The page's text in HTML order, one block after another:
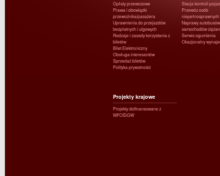
Opłaty przewozowe
Prawa i obowiązki
przewoźnika/pasażera
Uprawnienia do przejazdów
bezpłatnych i ulgowych
Rodzaje i zasady korzystania z
biletów
Bilet Elektroniczny
Obsługa interesantów
Sprzedaż biletów
Polityka prywatności
Stacja kontroli
Przewóz osób
niepełnosprawnych
Naprawy
samochodów
Serwis ogumienia
Okazjonalny
Projekty krajowe
Projekty dofinansowane z
WFOŚiGW